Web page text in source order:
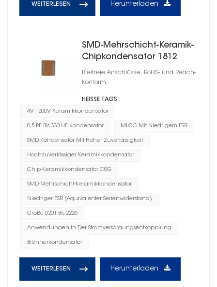
WEITERLESEN Herunterladen
SMD-Mehrschicht-Keramik-
Chipkondensator 1812
Bleifreie Anschlüsse, RoHS- und Reach-
konform
HEISSE TAGS :
4V - 200V Keramikkondensator
0,5 PF Bis 330 UF Kondensator MLCC Mit Niedrigem ESR
SMD-Kondensator Mit Hoher Zuverlässigkeit
Hochzuverlässiger Keramikkondensator
Chip-Keramikkondensator C0G
SMD-Mehrschicht-Keramikkondensator
Niedriger ESR (Äquivalenter Serienwiderstand)
Größe 0201 Bis 2225
Anwendungen In Der Stromversorgungsentkopplung
Brennerkondensator
WEITERLESEN Herunterladen